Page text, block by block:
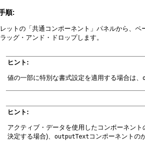
順:
ットの「共通コンポーネント」パネルから、ペ
ッグ・アンド・ドロップします。
ヒント:
値の一部に特別な書式設定を適用する場合は、
ヒント:
アクティブ・データを使用したコンポーネン
決定する場合)、 outputText コンポーネントの